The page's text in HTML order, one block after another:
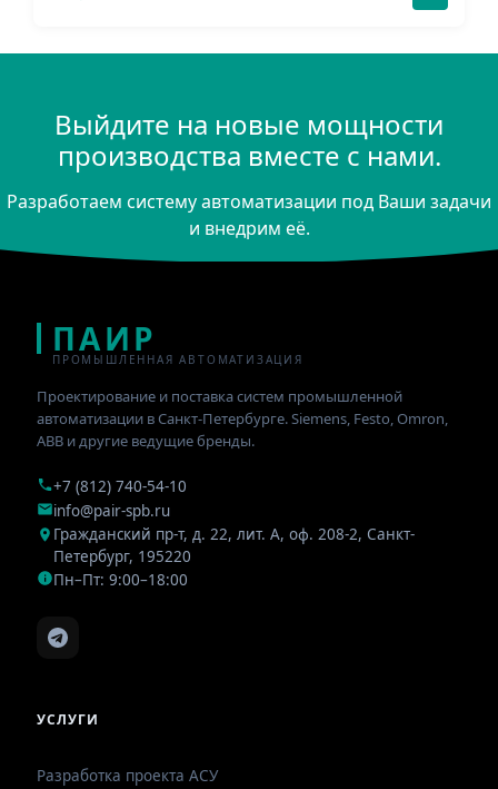
Выйдите на новые мощности
производства вместе с нами.
Разработаем систему автоматизации под Ваши задачи
и внедрим её.
ПАИР
ПРОМЫШЛЕННАЯ АВТОМАТИЗАЦИЯ
Проектирование и поставка систем промышленной
автоматизации в Санкт-Петербурге. Siemens, Festo, Omron,
ABB и другие ведущие бренды.
+7 (812) 740-54-10
info@pair-spb.ru
Гражданский пр-т, д. 22, лит. А, оф. 208-2, Санкт-
Петербург, 195220
Пн–Пт: 9:00–18:00
УСЛУГИ
Разработка проекта АСУ